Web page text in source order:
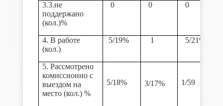
3.3.не
поддержано
(кол.)%
0 0 0
4. В работе
(кол.)
5/19% 1 5/21%
5. Рассмотрено
комиссионно с
выездом на
место (кол.) %
5/18% 3/17% 1/59